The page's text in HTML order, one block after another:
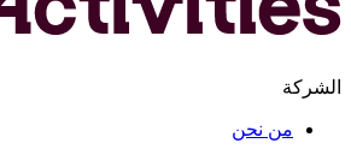
الشركة
من نحن